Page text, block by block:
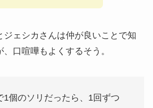
ジェシカさんは仲が良いことで知
、口喧嘩もよくするそう。
1個のソリだったら、1回ずつ